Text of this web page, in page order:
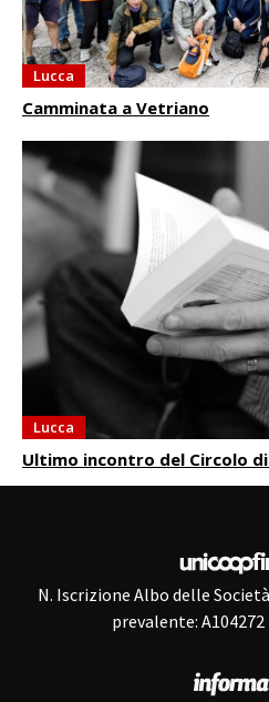
Lucca
Camminata a Vetriano
Lucca
Ultimo incontro del Circolo
N. Iscrizione Albo delle
prevalente: